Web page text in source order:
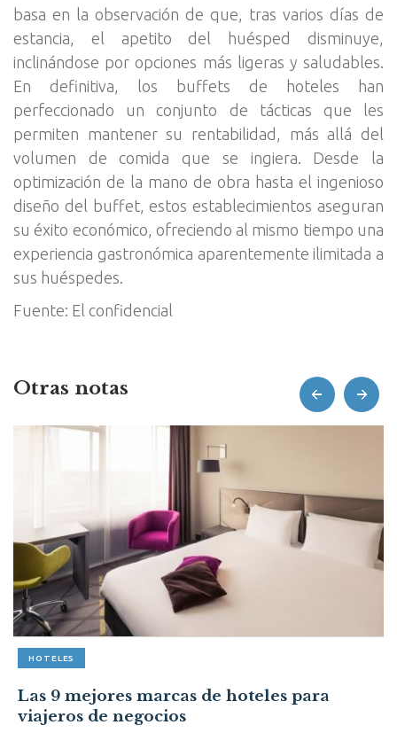
basa en la observación de que, tras varios días de
estancia, el apetito del huésped disminuye,
inclinándose por opciones más ligeras y saludables.
En definitiva, los buffets de hoteles han
perfeccionado un conjunto de tácticas que les
permiten mantener su rentabilidad, más allá del
volumen de comida que se ingiera. Desde la
optimización de la mano de obra hasta el ingenioso
diseño del buffet, estos establecimientos aseguran
su éxito económico, ofreciendo al mismo tiempo una
experiencia gastronómica aparentemente ilimitada a
sus huéspedes.
Fuente: El confidencial
Otras notas
HOTELES
Las 9 mejores marcas de hoteles para
viajeros de negocios
prev next